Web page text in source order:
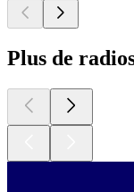
Plus de